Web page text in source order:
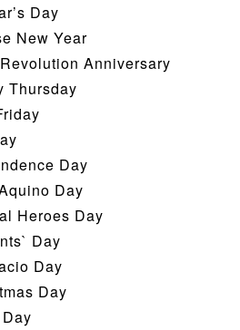
Day
New Year
Anniversary
Thursday
Day
Day
Heroes Day
Day
Day
Day